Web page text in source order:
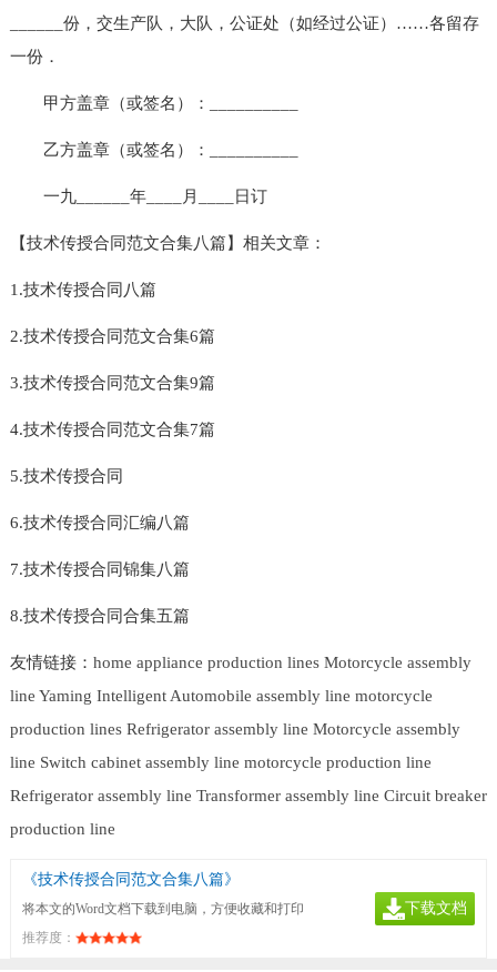
______份，交生产队，大队，公证处（如经过公证）……各留存
一份．
甲方盖章（或签名）：__________
乙方盖章（或签名）：__________
一九______年____月____日订
【技术传授合同范文合集八篇】相关文章：
1.技术传授合同八篇
2.技术传授合同范文合集6篇
3.技术传授合同范文合集9篇
4.技术传授合同范文合集7篇
5.技术传授合同
6.技术传授合同汇编八篇
7.技术传授合同锦集八篇
8.技术传授合同合集五篇
友情链接： home appliance production lines Motorcycle assembly
line Yaming Intelligent Automobile assembly line motorcycle
production lines Refrigerator assembly line Motorcycle assembly
line Switch cabinet assembly line motorcycle production line
Refrigerator assembly line Transformer assembly line Circuit breaker
production line
《技术传授合同范文合集八篇》
将本文的Word文档下载到电脑，方便收藏和打印
推荐度：
下载文档